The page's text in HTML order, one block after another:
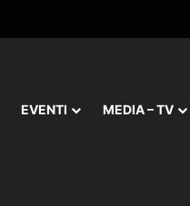
EVENTI MEDIA – TV